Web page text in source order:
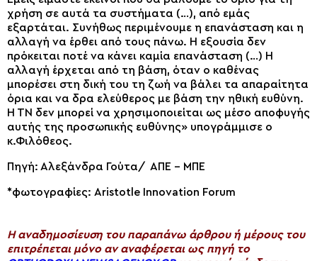
χρήση σε αυτά τα συστήματα (…), από εμάς
εξαρτάται. Συνήθως περιμένουμε η επανάσταση και η
αλλαγή να έρθει από τους πάνω. Η εξουσία δεν
πρόκειται ποτέ να κάνει καμία επανάσταση (…) Η
αλλαγή έρχεται από τη βάση, όταν ο καθένας
μπορέσει στη δική του τη ζωή να βάλει τα απαραίτητα
όρια και να δρα ελεύθερος με βάση την ηθική ευθύνη.
Η ΤΝ δεν μπορεί να χρησιμοποιείται ως μέσο αποφυγής
αυτής της προσωπικής ευθύνης» υπογράμμισε ο
κ.Φιλόθεος.
Πηγή: Αλεξάνδρα Γούτα/ ΑΠΕ – ΜΠΕ
*φωτογραφίες: Aristotle Innovation Forum
H αναδημοσίευση του παραπάνω άρθρου ή μέρους του
επιτρέπεται μόνο αν αναφέρεται ως πηγή το